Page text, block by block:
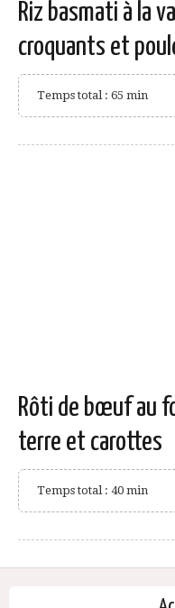
Riz basmati à la
croquants et
Temps total : 65 min
Rôti de bœuf au
terre et carottes
Temps total : 40 min